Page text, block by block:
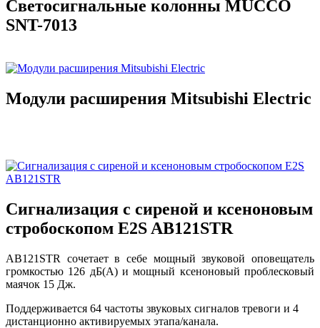
Светосигнальные колонны MUCCO
SNT-7013
Модули расширения Mitsubishi Electric
Сигнализация с сиреной и ксеноновым
стробоскопом E2S AB121STR
AB121STR сочетает в себе мощный звуковой оповещатель
громкостью 126 дБ(A) и мощный ксеноновый проблесковый
маячок 15 Дж.
Поддерживается 64 частоты звуковых сигналов тревоги и 4
дистанционно активируемых этапа/канала.